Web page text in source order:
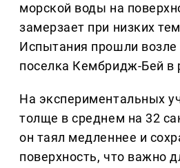
морской воды на
замерзает при низких
Испытания прошли возле
поселка Кембридж-Бей в
На экспериментальных
толще в среднем на 32
он таял медленнее и
поверхность, что важно